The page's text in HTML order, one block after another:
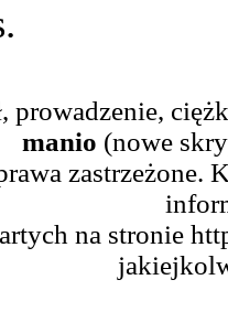
prowadzenie,
manio (nowe
zastrzeżone.
na stronie